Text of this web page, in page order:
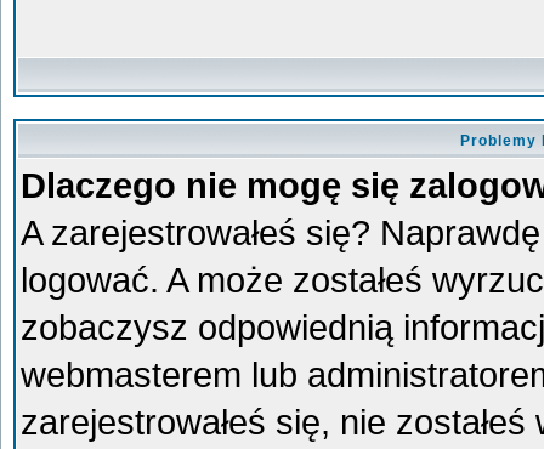
Problemy
Dlaczego nie mogę się
A zarejestrowałeś się?
logować. A może zostałeś
zobaczysz odpowiednią
webmasterem lub
zarejestrowałeś się, nie